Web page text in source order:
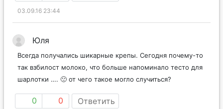
03.09.16 23:44
Юля
Всегда получались шикарные крепы. Сегодня почему-то
так взбилост молоко, что больше напоминало тесто для
шарлотки …. 🙁 от чего такое могло случиться?
0 0 Ответить